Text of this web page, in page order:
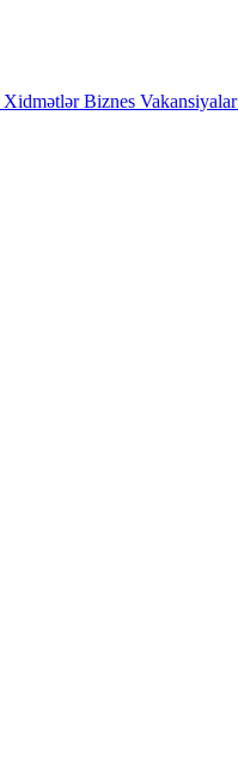
Xidmətlər Biznes Vakansiyalar